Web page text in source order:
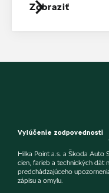
Zobraziť
Vylúčenie zodpovednosti
Hilka Point a.s. a Škoda Auto
cien, farieb a technických dát
predchádzajúceho
zápisu a omylu.